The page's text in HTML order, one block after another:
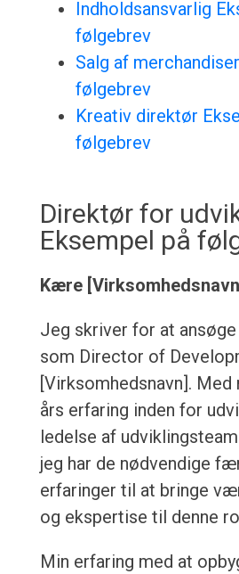
Indholdsansvarlig
følgebrev
Salg af
følgebrev
Kreativ direktør
følgebrev
Direktør for
Eksempel på
Kære
Jeg skriver for at
som Director of
[Virksomhedsnavn]. Med
års erfaring inden for
ledelse af
jeg har de nødvendige
erfaringer til at bringe
og ekspertise til denne
Min erfaring med at